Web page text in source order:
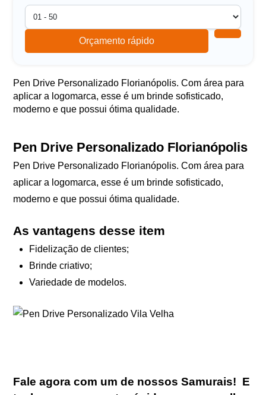
Orçamento rápido
Pen Drive Personalizado Florianópolis. Com área para
aplicar a logomarca, esse é um brinde sofisticado,
moderno e que possui ótima qualidade.
Pen Drive Personalizado Florianópolis
Pen Drive Personalizado Florianópolis. Com área para
aplicar a logomarca, esse é um brinde sofisticado,
moderno e que possui ótima qualidade.
As vantagens desse item
Fidelização de clientes;
Brinde criativo;
Variedade de modelos.
Fale agora com um de nossos Samurais! E